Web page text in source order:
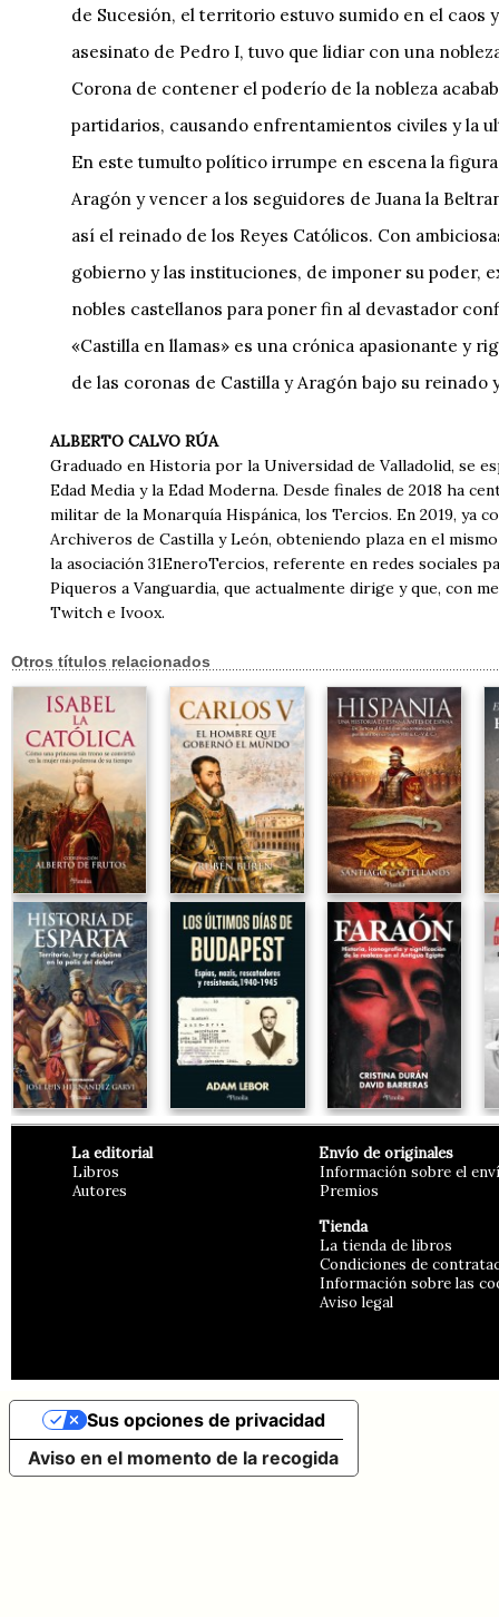
de Sucesión, el territorio estuvo sumido en el caos
asesinato de Pedro I, tuvo que lidiar con una
Corona de contener el poderío de la nobleza
partidarios, causando enfrentamientos civiles y la
En este tumulto político irrumpe en escena la
Aragón y vencer a los seguidores de Juana la
así el reinado de los Reyes Católicos. Con
gobierno y las instituciones, de imponer su poder,
nobles castellanos para poner fin al devastador
«Castilla en llamas» es una crónica apasionante y
de las coronas de Castilla y Aragón bajo su
ALBERTO CALVO RÚA
Graduado en Historia por la Universidad de Valladolid, se
Edad Media y la Edad Moderna. Desde finales de 2018 ha
militar de la Monarquía Hispánica, los Tercios. En 2019,
Archiveros de Castilla y León, obteniendo plaza en el
la asociación 31EneroTercios, referente en redes sociales
Piqueros a Vanguardia, que actualmente dirige y que, con
Twitch e Ivoox.
Otros títulos relacionados
La editorial
Libros
Autores
Envío de originales
Información sobre el
Premios
Tienda
La tienda de libros
Condiciones de
Información sobre las
Aviso legal
Aviso en el momento de la recogida
Sus opciones de privacidad